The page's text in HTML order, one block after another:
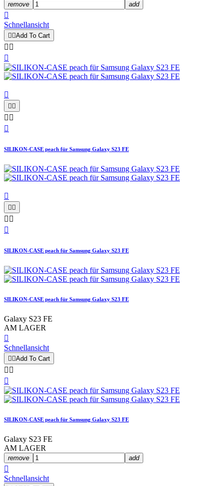
remove add

Schnellansicht
 Add To Cart
 


 
 

SILIKON-CASE peach für Samsung Galaxy S23 FE

 
 

SILIKON-CASE peach für Samsung Galaxy S23 FE
SILIKON-CASE peach für Samsung Galaxy S23 FE
Galaxy S23 FE
AM LAGER

Schnellansicht
 Add To Cart
 

SILIKON-CASE peach für Samsung Galaxy S23 FE
Galaxy S23 FE
AM LAGER
remove add

Schnellansicht